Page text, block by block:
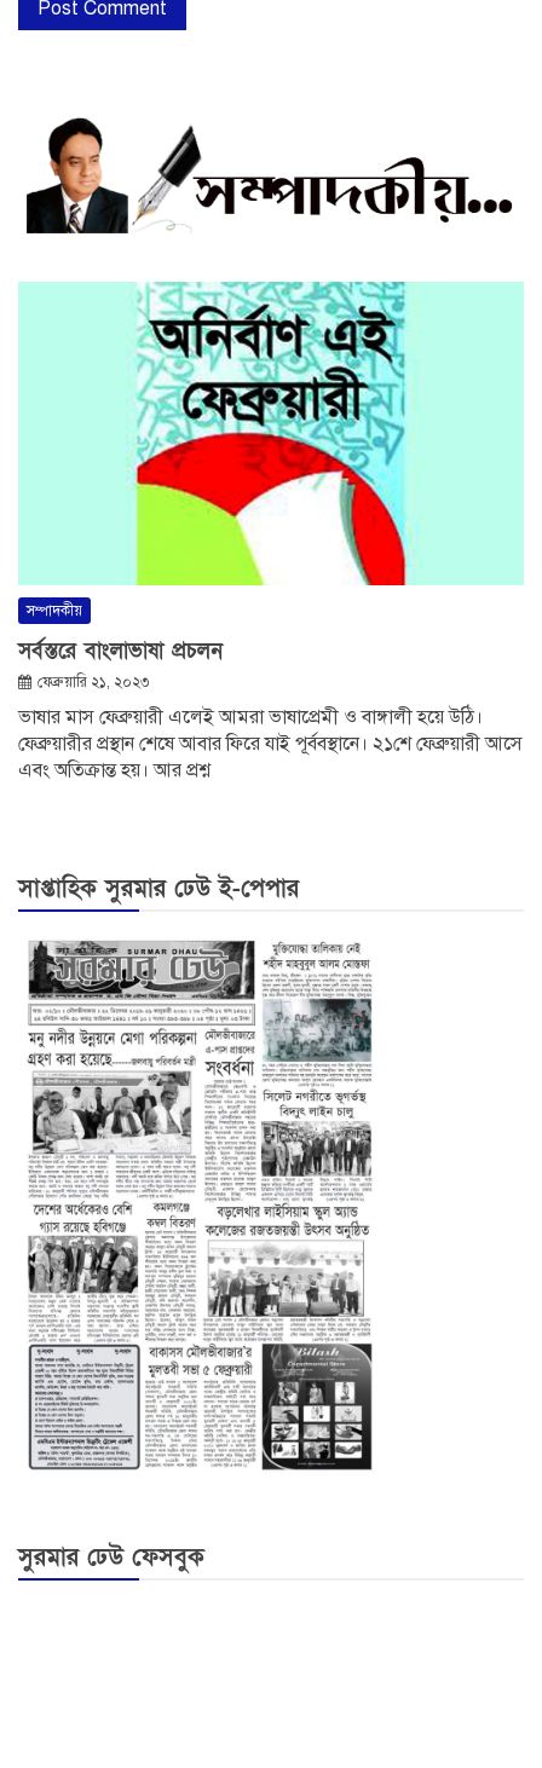
সম্পাদকীয়
সর্বস্তরে বাংলাভাষা প্রচলন
ফেব্রুয়ারি ২১, ২০২৩
ভাষার মাস ফেব্রুয়ারী এলেই আমরা ভাষাপ্রেমী ও বাঙ্গালী হয়ে উঠি।
ফেব্রুয়ারীর প্রস্থান শেষে আবার ফিরে যাই পূর্ববস্থানে। ২১শে ফেব্রুয়ারী আসে
এবং অতিক্রান্ত হয়। আর প্রশ্ন
সাপ্তাহিক সুরমার ঢেউ ই-পেপার
সুরমার ঢেউ ফেসবুক